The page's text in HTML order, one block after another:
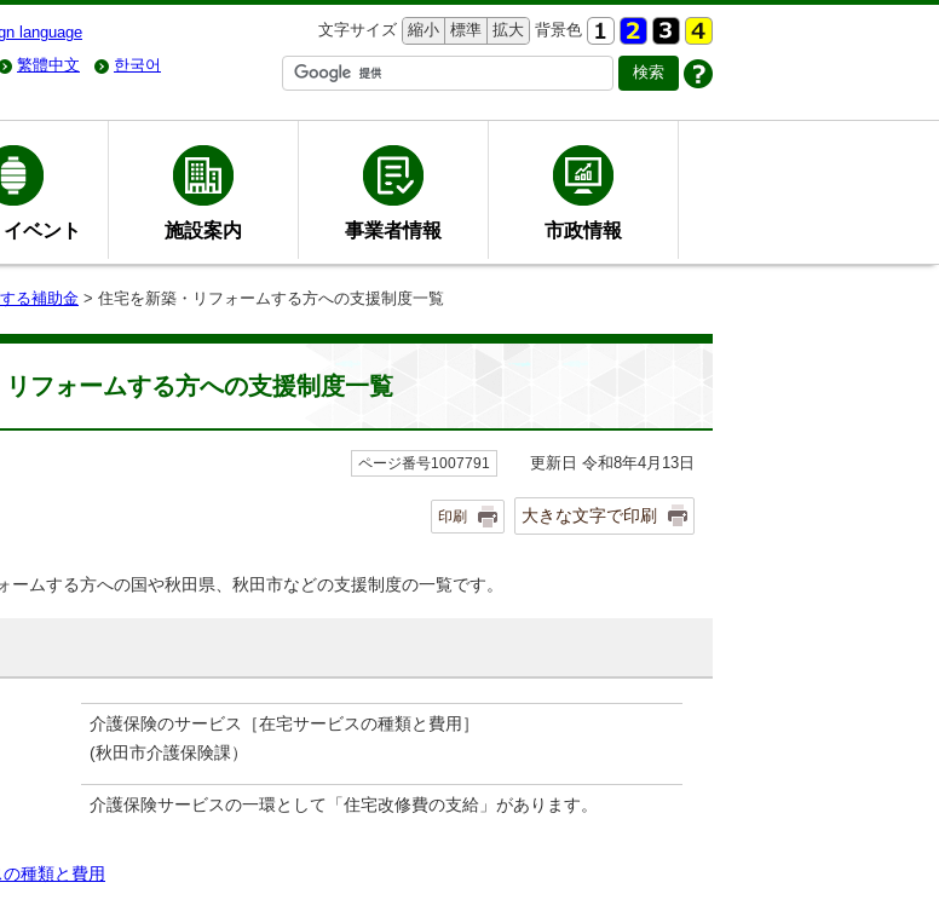
language 文字サイズ 縮小 標準 拡大 背景色
繁體中文 한국어
ベント 施設案内 事業者情報 市政情報
る補助金 > 住宅を新築・リフォームする方への支援制度一覧
フォームする方への支援制度一覧
ページ番号1007791 更新日 令和8年4月13日
印刷 大きな文字で印刷
ームする方への国や秋田県、秋田市などの支援制度の一覧です。
介護保険のサービス［在宅サービスの種類と費用］
(秋田市介護保険課）
介護保険サービスの一環として「住宅改修費の支給」があります。
種類と費用